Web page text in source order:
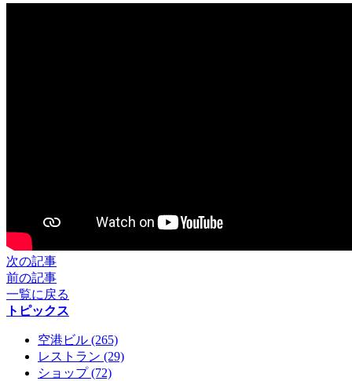
次の記事
前の記事
一覧に戻る
トピックス
空港ビル (265)
レストラン (29)
ショップ (72)